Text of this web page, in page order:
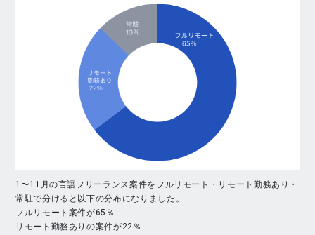
1〜11月の言語フリーランス案件をフルリモート・リモート勤務あり・
常駐で分けると以下の分布になりました。
フルリモート案件が65％
リモート勤務ありの案件が22％